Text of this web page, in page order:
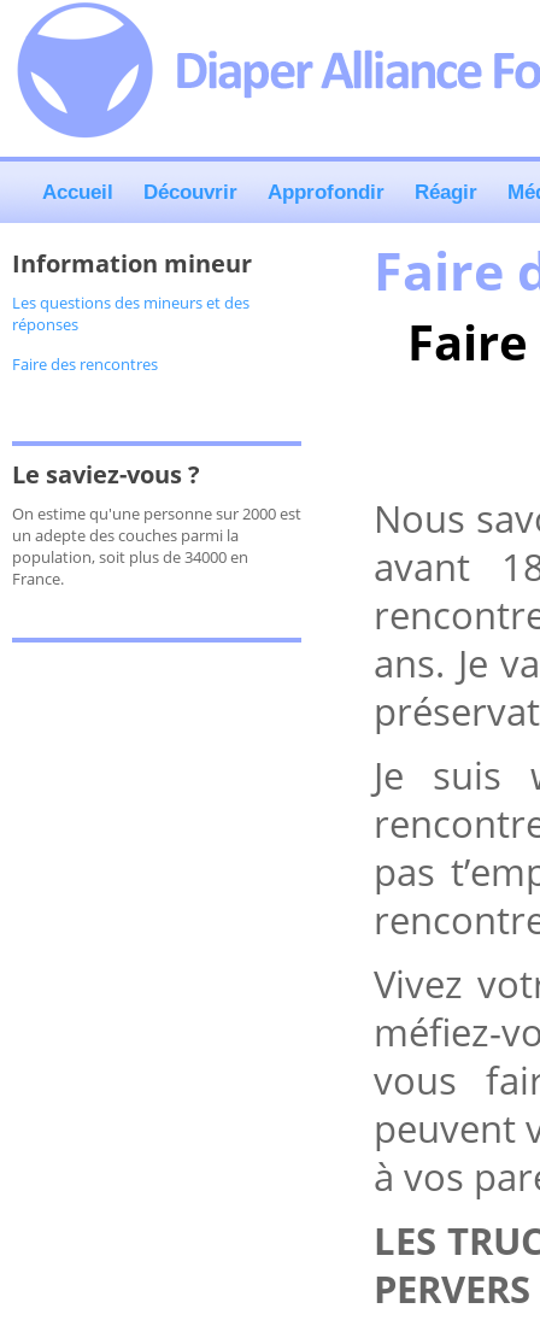
Accueil Découvrir Approfondir Réagir
Information mineur
Les questions des mineurs et des
réponses
Faire des rencontres
Le saviez-vous ?
On estime qu'une personne sur 2000 est
un adepte des couches parmi la
population, soit plus de 34000 en
France.
Faire
Nous
avant
ans. Je
Je suis
pas
Vivez
méfiez-
vous
peuvent
à vos
LES
PERVERS